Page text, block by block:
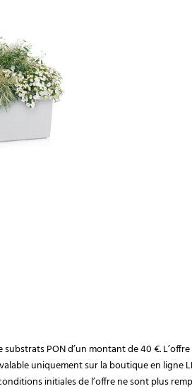
PON d’un montant de 40 €.
uniquement sur la boutique en ligne
initiales de l’offre ne sont plus